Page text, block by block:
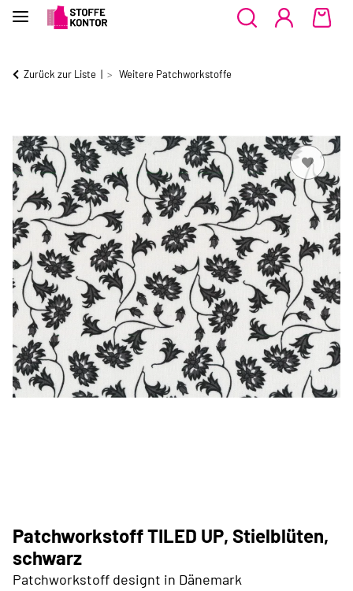
Zurück zur Liste Weitere Patchworkstoffe
Patchworkstoff TILED UP, Stielblüten,
schwarz
Patchworkstoff designt in Dänemark